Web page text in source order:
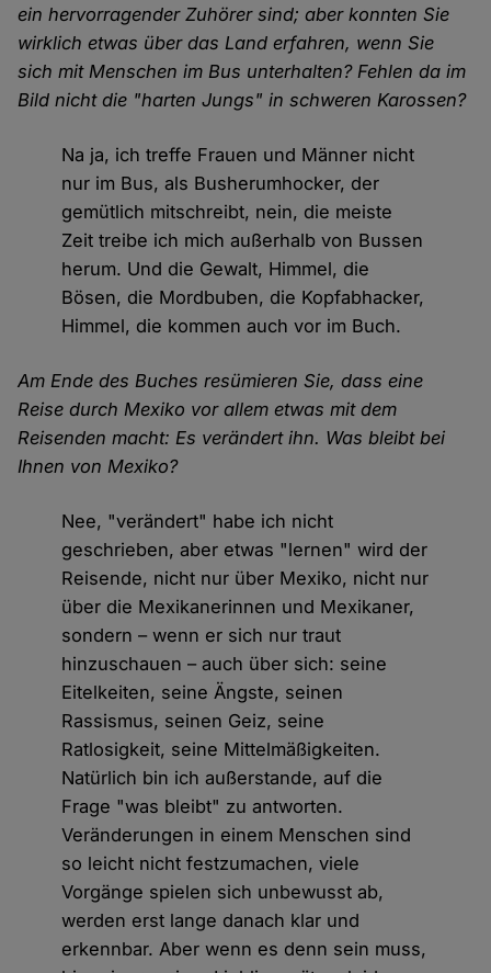
ein hervorragender Zuhörer sind; aber konnten Sie
wirklich etwas über das Land erfahren, wenn Sie
sich mit Menschen im Bus unterhalten? Fehlen da im
Bild nicht die "harten Jungs" in schweren Karossen?
Na ja, ich treffe Frauen und Männer nicht
nur im Bus, als Busherumhocker, der
gemütlich mitschreibt, nein, die meiste
Zeit treibe ich mich außerhalb von Bussen
herum. Und die Gewalt, Himmel, die
Bösen, die Mordbuben, die Kopfabhacker,
Himmel, die kommen auch vor im Buch.
Am Ende des Buches resümieren Sie, dass eine
Reise durch Mexiko vor allem etwas mit dem
Reisenden macht: Es verändert ihn. Was bleibt bei
Ihnen von Mexiko?
Nee, "verändert" habe ich nicht
geschrieben, aber etwas "lernen" wird der
Reisende, nicht nur über Mexiko, nicht nur
über die Mexikanerinnen und Mexikaner,
sondern – wenn er sich nur traut
hinzuschauen – auch über sich: seine
Eitelkeiten, seine Ängste, seinen
Rassismus, seinen Geiz, seine
Ratlosigkeit, seine Mittelmäßigkeiten.
Natürlich bin ich außerstande, auf die
Frage "was bleibt" zu antworten.
Veränderungen in einem Menschen sind
so leicht nicht festzumachen, viele
Vorgänge spielen sich unbewusst ab,
werden erst lange danach klar und
erkennbar. Aber wenn es denn sein muss,